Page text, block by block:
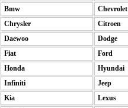
Bmw
Chevrolet
Chrysler
Citroen
Daewoo
Dodge
Fiat
Ford
Honda
Hyundai
Infiniti
Jeep
Kia
Lexus